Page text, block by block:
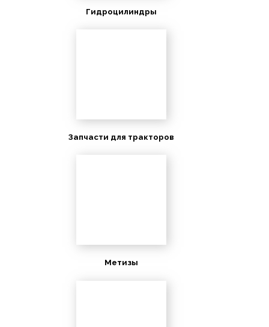
Гидроцилиндры
Запчасти для тракторов
Метизы